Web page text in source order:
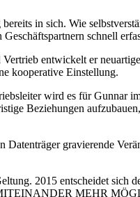
in sich. Wie
schnell
entwickelt er
kooperative Einstellung.
wird es für Gunnar
Beziehungen
gravierende
2015 entscheidet sich
MITEINANDER MEHR